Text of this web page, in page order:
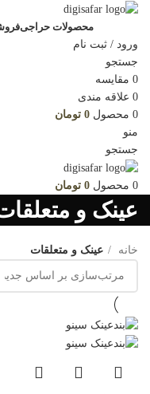
محصولات حراجی
ورود / ثبت نام
جستجو
0 مقایسه
0 علاقه مندی
0 محصول 0 تومان
منو
جستجو
0 محصول 0 تومان
عینک و
خانه عینک و متعلقات